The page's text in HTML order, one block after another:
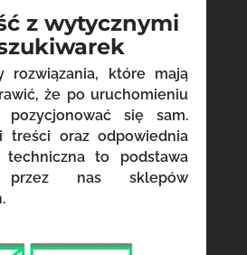
z wytycznymi
rozwiązania, które mają
że po uruchomieniu
się sam.
treści oraz odpowiednia
techniczna to podstawa
przez nas sklepów